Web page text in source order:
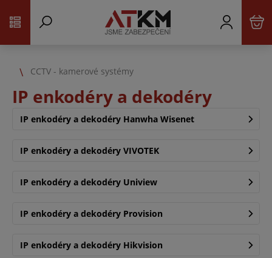
CCTV - kamerové systémy
IP enkodéry a dekodéry
IP enkodéry a dekodéry Hanwha Wisenet
IP enkodéry a dekodéry VIVOTEK
IP enkodéry a dekodéry Uniview
IP enkodéry a dekodéry Provision
IP enkodéry a dekodéry Hikvision